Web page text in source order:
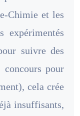
Chimie et les
expérimentés
suivre des
pour
cela crée
insuffisants,